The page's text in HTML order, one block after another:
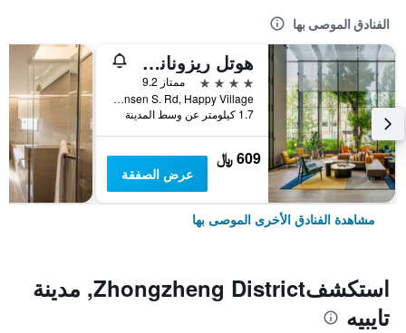
الفنادق الموصى بها
هوتل ريزونانس تايبي، تابيستري كوليكشن باي هيلتون
4 نجوم
ممتاز 9.2
No. 7 Linsen S. Rd, Happy Village, مدينة تايبيه, تايوان
1.7 كيلومتر عن وسط المدينة
609 ﷼
عرض الصفقة
مشاهدة الفنادق الأخرى الموصى بها
استكشفZhongzheng District, مدينة
تايبيه